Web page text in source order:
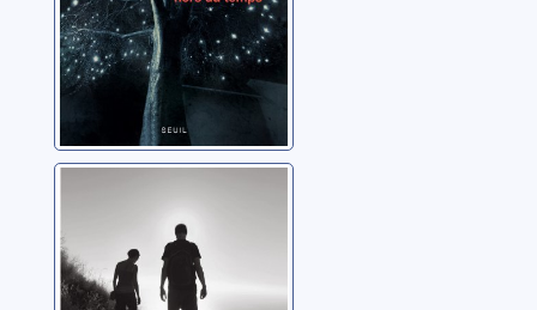
fuyant l'annonce:
roman
Grossman, David